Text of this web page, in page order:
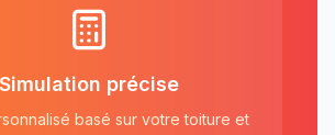
Simulation précise
basé sur votre toiture et